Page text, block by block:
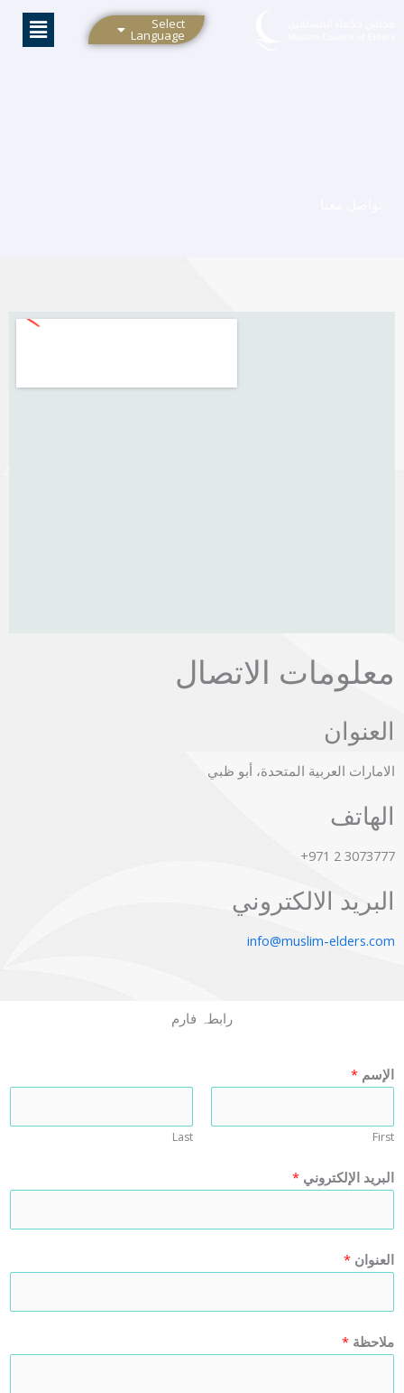
Select
Language
معلومات الاتصال
العنوان
الامارات العربية المتحدة، أبو ظبي
الهاتف
3073777 2 971+
البريد الالكتروني
info@muslim-elders.com
رابطہ فارم
الإسم *
First
Last
البريد الإلكتروني *
العنوان *
ملاحظة *